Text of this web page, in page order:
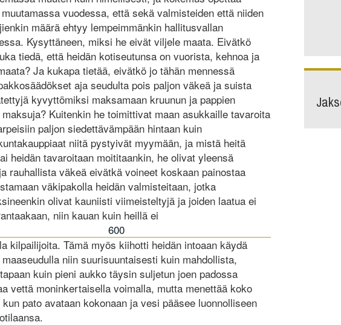
vuodessa, että sekä valmisteiden että niiden
määrä ehtyy lempeimmänkin hallitusvallan
Kysyttäneen, miksi he eivät viljele maata. Eivätkö
tiedä, että heidän kotiseutunsa on vuorista, kehnoa ja
Ja kukapa tietää, eivätkö jo tähän mennessä
aja seudulta pois paljon väkeä ja suista
kyvyttömiksi maksamaan kruunun ja pappien
Kuitenkin he toimittivat maan asukkaille tavaroita
paljon siedettävämpään hintaan kuin
niitä pystyivät myymään, ja mistä heitä
heidän tavaroitaan moititaankin, he olivat yleensä
rauhallista väkeä eivätkä voineet koskaan painostaa
väkipakolla heidän valmisteitaan, jotka
olivat kauniisti viimeisteltyjä ja joiden laatua ei
niin kauan kuin heillä ei
600
kilpailijoita. Tämä myös kiihotti heidän intoaan käydä
maaseudulla niin suurisuuntaisesti kuin mahdollista,
kuin pieni aukko täysin suljetun joen padossa
vettä moninkertaisella voimalla, mutta menettää koko
pato avataan kokonaan ja vesi pääsee luonnolliseen